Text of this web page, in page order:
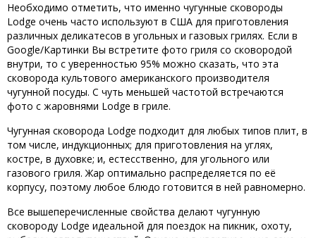
Необходимо отметить, что именно чугунные сковороды
Lodge очень часто используют в США для приготовления
различных деликатесов в угольных и газовых грилях. Если в
Google/Картинки Вы встретите фото гриля со сковородой
внутри, то с уверенностью 95% можно сказать, что эта
сковорода культового американского производителя
чугунной посуды. С чуть меньшей частотой встречаются
фото с жаровнями Lodge в гриле.
Чугунная сковорода Lodge подходит для любых типов плит, в
том числе, индукционных; для приготовления на углях,
костре, в духовке; и, естесственно, для угольного или
газового гриля. Жар оптимально распределяется по её
корпусу, поэтому любое блюдо готовится в ней равномерно.
Все вышеперечисленные свойства делают чугунную
сковороду Lodge идеальной для поездок на пикник, охоту,